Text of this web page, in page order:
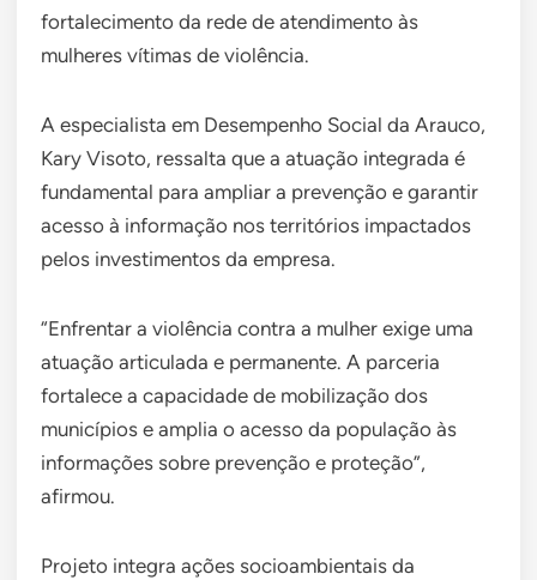
fortalecimento da rede de atendimento às
mulheres vítimas de violência.
A especialista em Desempenho Social da Arauco,
Kary Visoto, ressalta que a atuação integrada é
fundamental para ampliar a prevenção e garantir
acesso à informação nos territórios impactados
pelos investimentos da empresa.
“Enfrentar a violência contra a mulher exige uma
atuação articulada e permanente. A parceria
fortalece a capacidade de mobilização dos
municípios e amplia o acesso da população às
informações sobre prevenção e proteção”,
afirmou.
Projeto integra ações socioambientais da